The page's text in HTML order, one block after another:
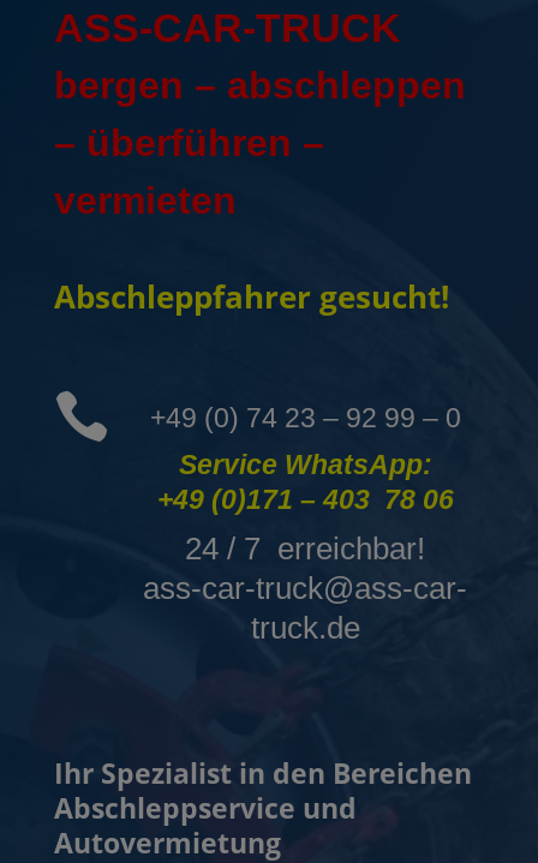
ASS-CAR-TRUCK
bergen – abschleppen
– überführen –
vermieten
Abschleppfahrer gesucht!

+49 (0) 74 23 – 92 99 – 0
Service WhatsApp:
+49 (0)171 – 403 78 06
24 / 7 erreichbar!
ass-car-truck@ass-car-
truck.de
Ihr Spezialist in den Bereichen
Abschleppservice und
Autovermietung